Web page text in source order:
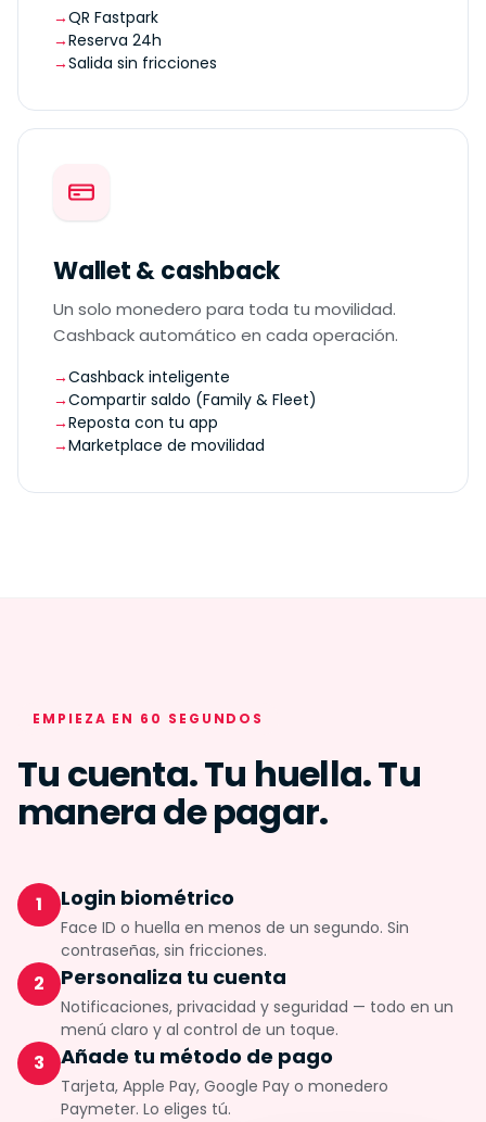
QR Fastpark
Reserva 24h
Salida sin fricciones
Wallet & cashback
Un solo monedero para toda tu movilidad.
Cashback automático en cada operación.
Cashback inteligente
Compartir saldo (Family & Fleet)
Reposta con tu app
Marketplace de movilidad
EMPIEZA EN 60 SEGUNDOS
Tu cuenta. Tu huella. Tu
manera de pagar.
1 Login biométrico
Face ID o huella en menos de un segundo. Sin
contraseñas, sin fricciones.
2 Personaliza tu cuenta
Notificaciones, privacidad y seguridad — todo en un
menú claro y al control de un toque.
3 Añade tu método de pago
Tarjeta, Apple Pay, Google Pay o monedero
Paymeter. Lo eliges tú.